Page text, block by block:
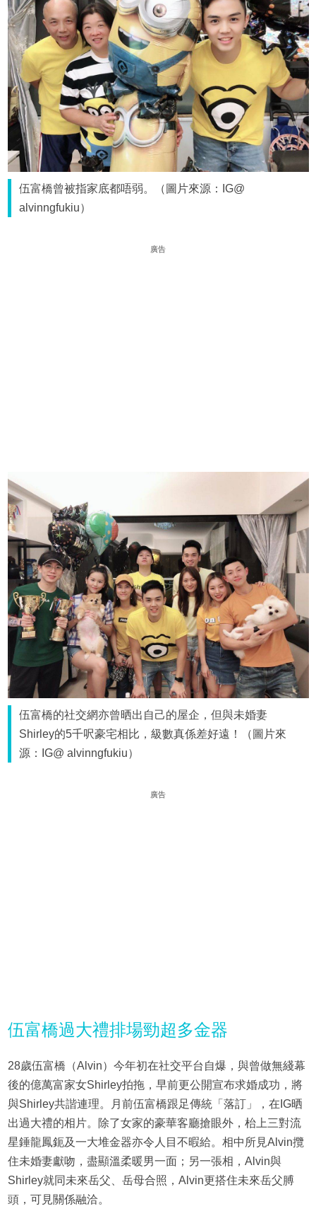
伍富橋曾被指家底都唔弱。（圖片來源：IG@
alvinngfukiu）
廣告
伍富橋的社交網亦曾晒出自己的屋企，但與未婚妻
Shirley的5千呎豪宅相比，級數真係差好遠！（圖片來
源：IG@ alvinngfukiu）
廣告
伍富橋過大禮排場勁超多金器
28歲伍富橋（Alvin）今年初在社交平台自爆，與曾做無綫幕
後的億萬富家女Shirley拍拖，早前更公開宣布求婚成功，將
與Shirley共諧連理。月前伍富橋跟足傳統「落訂」，在IG晒
出過大禮的相片。除了女家的豪華客廳搶眼外，枱上三對流
星錘龍鳳鈪及一大堆金器亦令人目不暇給。相中所見Alvin攬
住未婚妻獻吻，盡顯溫柔暖男一面；另一張相，Alvin與
Shirley就同未來岳父、岳母合照，Alvin更搭住未來岳父膊
頭，可見關係融洽。